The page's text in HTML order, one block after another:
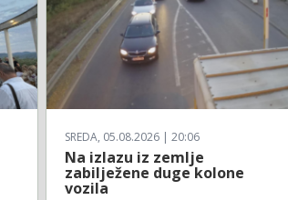
SREDA, 05.08.2026 | 20:06
Na izlazu iz zemlje
zabilježene duge kolone
vozila